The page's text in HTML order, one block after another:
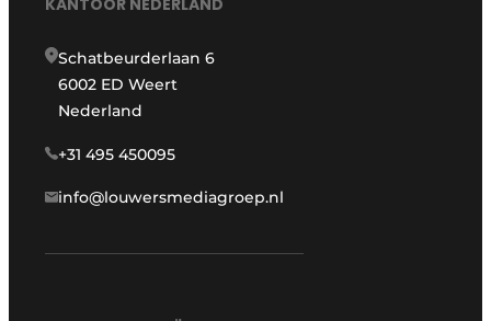
Schatbeurderlaan 6
6002 ED Weert
Nederland
+31 495 450095
info@louwersmediagroep.nl